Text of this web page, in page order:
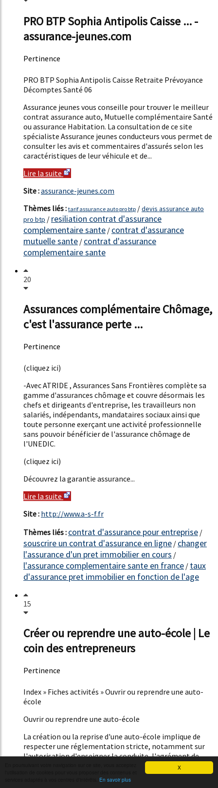
X
En savoir plus
PRO BTP Sophia Antipolis Caisse ... -
assurance-jeunes.com
Pertinence
PRO BTP Sophia Antipolis Caisse Retraite Prévoyance
Décomptes Santé 06
Assurance jeunes vous conseille pour trouver le meilleur
contrat assurance auto, Mutuelle complémentaire Santé
ou assurance Habitation. La consultation de ce site
spécialiste Assurance jeunes conducteurs vous permet de
consulter les avis et commentaires d'assurés selon les
caractéristiques de leur véhicule et de...
Lire la suite
Site :assurance-jeunes.com
Thèmes liés : tarif assurance auto pro btp /devis assurance auto
pro btp / resiliation contrat d'assurance
complementaire sante / contrat d'assurance
mutuelle sante / contrat d'assurance
complementaire sante
20
Assurances complémentaire Chômage,
c'est l'assurance perte ...
Pertinence
(cliquez ici)
-Avec ATRIDE , Assurances Sans Frontières complète sa
gamme d'assurances chômage et couvre désormais les
chefs et dirigeants d'entreprise, les travailleurs non
salariés, indépendants, mandataires sociaux ainsi que
toute personne exerçant une activité professionnelle
sans pouvoir bénéficier de l'assurance chômage de
l'UNEDIC.
(cliquez ici)
Découvrez la garantie assurance...
Lire la suite
Site : http://www.a-s-f.fr
Thèmes liés : contrat d'assurance pour entreprise /
souscrire un contrat d'assurance en ligne / changer
l'assurance d'un pret immobilier en cours /
l'assurance complementaire sante en france / taux
d'assurance pret immobilier en fonction de l'age
15
Créer ou reprendre une auto-école | Le
coin des entrepreneurs
Pertinence
Index » Fiches activités » Ouvrir ou reprendre une auto-
école
Ouvrir ou reprendre une auto-école
La création ou la reprise d'une auto-école implique de
respecter une réglementation stricte, notamment sur
l'autorisation d'enseigner la conduite, l'agrément de
l'établissement et les moyens à disposition pour que
l'auto-école soit en mesure de proposer un